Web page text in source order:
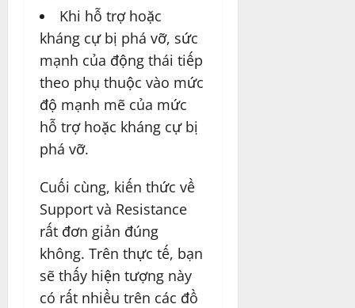
Khi hỗ trợ hoặc
kháng cự bị phá vỡ, sức
mạnh của động thái tiếp
theo phụ thuộc vào mức
độ mạnh mẽ của mức
hỗ trợ hoặc kháng cự bị
phá vỡ.
Cuối cùng, kiến thức về
Support và Resistance
rất đơn giản đúng
không. Trên thực tế, bạn
sẽ thấy hiện tượng này
có rất nhiều trên các đồ